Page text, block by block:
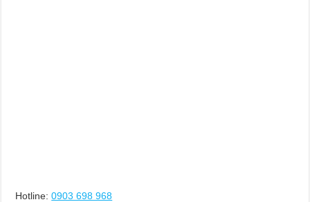
Hotline: 0903 698 968